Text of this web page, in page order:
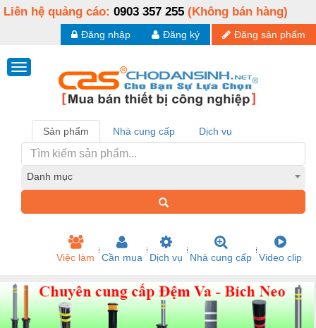
Liên hệ quảng cáo: 0903 357 255 (Không bán hàng)
Đăng sản phẩm
Đăng ký
Đăng nhập
Sản phẩm Nhà cung cấp Dịch vụ
Danh mục
Việc làm Cần mua Dịch vụ Nhà cung cấp Video clip